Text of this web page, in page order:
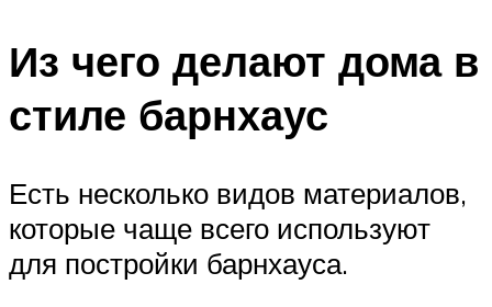
Из чего делают дома в
стиле барнхаус
Есть несколько видов материалов,
которые чаще всего используют
для постройки барнхауса.